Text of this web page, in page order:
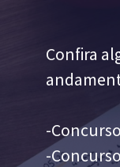
Confira
-
-